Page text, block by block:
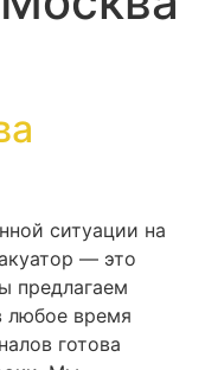
ситуации на
— это
предлагаем
любое время
готова